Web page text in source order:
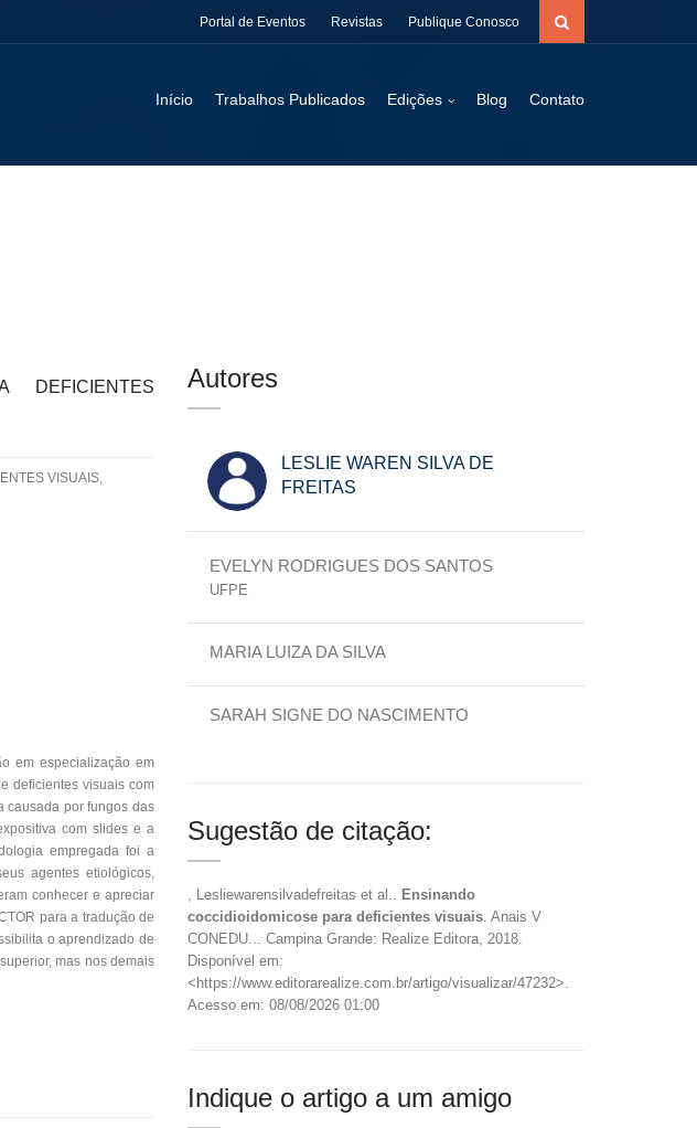
Portal de Eventos Revistas Publique Conosco
Início Trabalhos Publicados Edições Blog Contato
DEFICIENTES
VISUAIS,
em especialização em
deficientes visuais com
causada por fungos das
com slides e a
empregada foi a
agentes etiológicos,
conhecer e apreciar
para a tradução de
o aprendizado de
mas nos demais
Autores
LESLIE WAREN SILVA DE
FREITAS
EVELYN RODRIGUES DOS SANTOS
UFPE
MARIA LUIZA DA SILVA
SARAH SIGNE DO NASCIMENTO
Sugestão de citação:
, Lesliewarensilvadefreitas et al.. Ensinando
coccidioidomicose para deficientes visuais. Anais V
CONEDU... Campina Grande: Realize Editora, 2018.
Disponível em:
<https://www.editorarealize.com.br/artigo/visualizar/47232>.
Acesso em: 08/08/2026 01:00
Indique o artigo a um amigo